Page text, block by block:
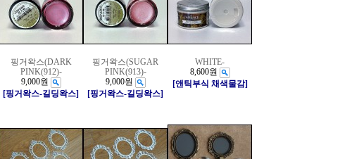
핑거왁스(DARK
PINK(912)-
9,000원
[핑거왁스-길딩왁스]
핑거왁스(SUGAR
PINK(913)-
9,000원
[핑거왁스-길딩왁스]
WHITE-
8,600원
[앤틱부식 채색물감]